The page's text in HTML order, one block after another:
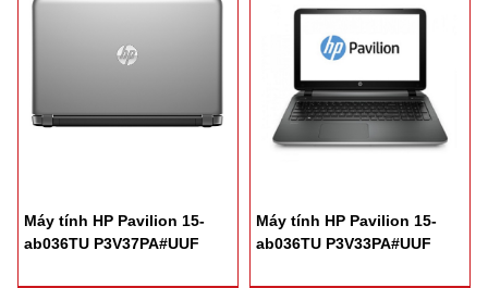
Máy tính HP Pavilion 15-
ab036TU P3V37PA#UUF
Máy tính HP Pavilion 15-
ab036TU P3V33PA#UUF